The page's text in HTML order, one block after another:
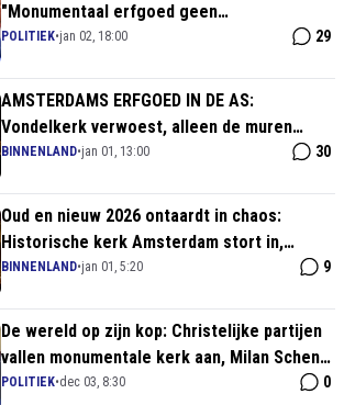
"Monumentaal erfgoed geen
experimenteerruimte voor eigentijdse
POLITIEK•jan 02, 18:00 29
AMSTERDAMS ERFGOED IN DE AS:
Vondelkerk verwoest, alleen de muren
staan nog overeind!
BINNENLAND•jan 01, 13:00 30
Oud en nieuw 2026 ontaardt in chaos:
Historische kerk Amsterdam stort in,
vuurwerkwinkel Hillegom fakkelt af
BINNENLAND•jan 01, 5:20 9
De wereld op zijn kop: Christelijke partijen
vallen monumentale kerk aan, Milan Schenk
(FVD) redt ons erfgoed
POLITIEK•dec 03, 8:30 0